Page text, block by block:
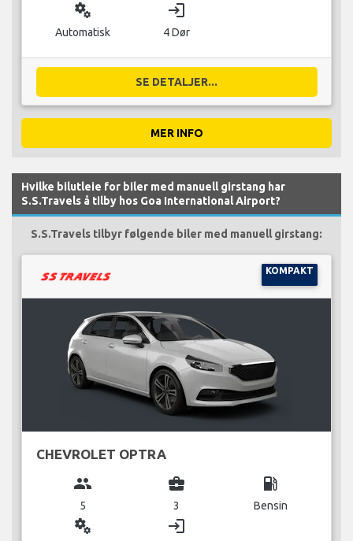
miscellaneous_services
Automatisk
login
4 Dør
SE DETALJER...
MER INFO
Hvilke bilutleie for biler med manuell girstang har
S.S.Travels å tilby hos Goa International Airport?
S.S.Travels tilbyr følgende biler med manuell girstang:
KOMPAKT
CHEVROLET OPTRA
group
5
business_center
3
local_gas_station
Bensin
miscellaneous_services login